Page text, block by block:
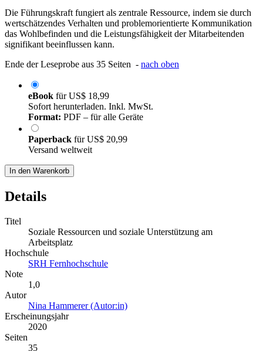
Die Führungskraft fungiert als zentrale Ressource, indem sie durch
wertschätzendes Verhalten und problemorientierte Kommunikation
das Wohlbefinden und die Leistungsfähigkeit der Mitarbeitenden
signifikant beeinflussen kann.
Ende der Leseprobe aus 35 Seiten - nach oben
eBook fürUS$ 18,99
Sofort herunterladen. Inkl. MwSt.
Format: PDF – für alle Geräte
Paperback fürUS$ 20,99
Versand weltweit
In den Warenkorb
Details
Titel
Soziale Ressourcen und soziale Unterstützung am
Arbeitsplatz
Hochschule
SRH Fernhochschule
Note
1,0
Autor
Nina Hammerer (Autor:in)
Erscheinungsjahr
2020
Seiten
35